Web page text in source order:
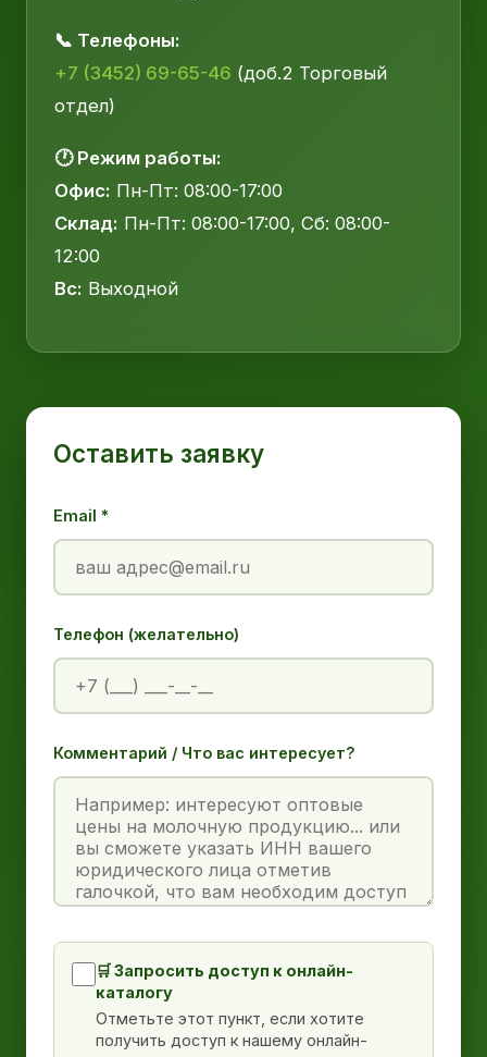
📞 Телефоны:
+7 (3452) 69-65-46 (доб.2 Торговый
отдел)
🕐 Режим работы:
Офис: Пн-Пт: 08:00-17:00
Склад: Пн-Пт: 08:00-17:00, Сб: 08:00-
12:00
Вс: Выходной
Оставить заявку
Email *
Телефон (желательно)
Комментарий / Что вас интересует?
🛒 Запросить доступ к онлайн-
каталогу
Отметьте этот пункт, если хотите
получить доступ к нашему онлайн-